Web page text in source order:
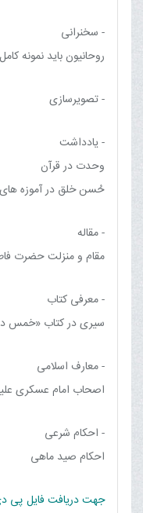
- سخنرانی
روحانیون باید نمونه
- تصویرسازی
- یادداشت
وحدت در قرآن
حُسن خلق در آموزه
- مقاله
مقام و منزلت حضرت
- معرفی کتاب
سیری در کتاب «خمس
- معارف اسلامی
اصحاب امام عسكری
- احکام شرعی
احکام صید ماهی
جهت دریافت فایل پی